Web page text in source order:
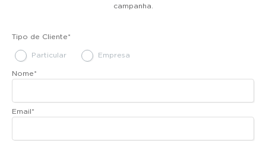
campanha.
Tipo de Cliente*
Particular Empresa
Nome*
Email*